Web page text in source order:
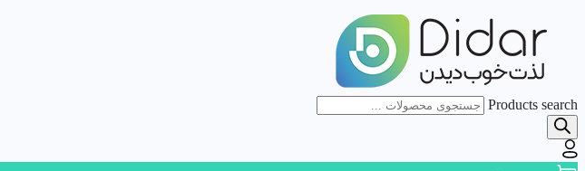
Products search